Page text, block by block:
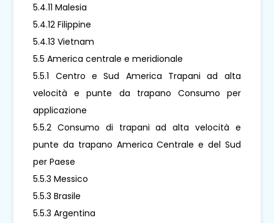
5.4.11 Malesia
5.4.12 Filippine
5.4.13 Vietnam
5.5 America centrale e meridionale
5.5.1 Centro e Sud America Trapani ad alta
velocità e punte da trapano Consumo per
applicazione
5.5.2 Consumo di trapani ad alta velocità e
punte da trapano America Centrale e del Sud
per Paese
5.5.3 Messico
5.5.3 Brasile
5.5.3 Argentina